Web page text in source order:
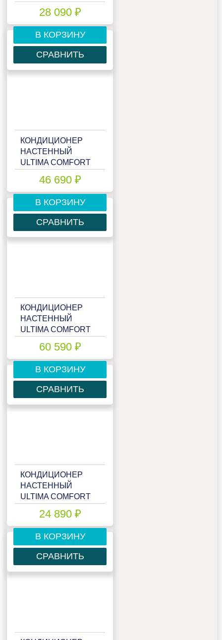
28 090 ₽
В КОРЗИНУ
СРАВНИТЬ
КОНДИЦИОНЕР
НАСТЕННЫЙ
ULTIMA COMFORT
46 690 ₽
В КОРЗИНУ
СРАВНИТЬ
КОНДИЦИОНЕР
НАСТЕННЫЙ
ULTIMA COMFORT
60 590 ₽
В КОРЗИНУ
СРАВНИТЬ
КОНДИЦИОНЕР
НАСТЕННЫЙ
ULTIMA COMFORT
24 890 ₽
В КОРЗИНУ
СРАВНИТЬ